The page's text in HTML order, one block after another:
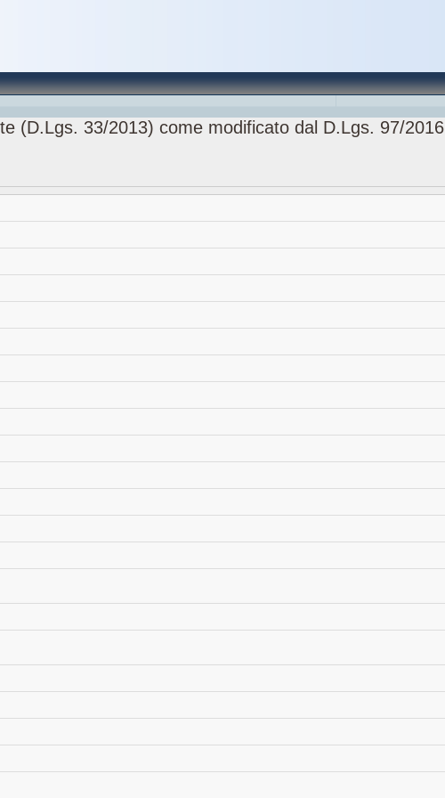
(D.Lgs. 33/2013) come modificato dal D.Lgs. 97/2016